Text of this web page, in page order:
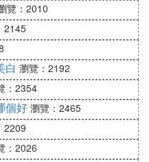
3滴滴於面巾或手帕中
分容易疲乏所以要准備
發揮功效（薄荷、羅
覽：2010
2145
白 瀏覽：2192
：2354
個好 瀏覽：2465
2209
：2026